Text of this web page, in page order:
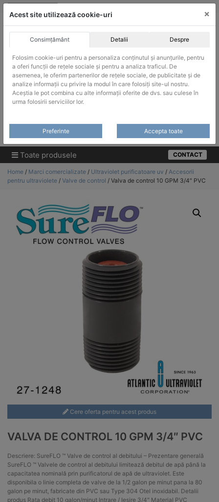
Skip
ACHIZITII PUBLICE
Produsele pot fi achizitionate si in sistemul SEAP / SICAP
Products
Toate produsele CONTACT
Home / Marci comercializate / Ultraviolet purificatoare uv / Accesorii
pentru ultraviolete / Valve de control / Valva de control 10 GPM 3/4″ PVC
Cere oferta pentru acest produs
VALVA DE CONTROL 10 GPM 3/4″ PVC
Descriere: SureFLO ™ Valve de control al debitului – Prezentare generală
SureFLO ™ Valvele de control al debitului limitează debitul de apă până la
capacitatea nominală prin purificatorul de apă de ultraviolet. Este
disponibila o linie completa de valve de la 1/2 galon pe minut pana la 80
galon pe minut, fabricate din PVC sau Type 304 Otel inoxidabil. Detalii
produs Rata debit 10 galon/minut Intrare / Iesire 3/4″ Material PVC
Acest site utilizează cookie-uri ×
Consimțământ Detalii Despre
Folosim cookie-uri pentru a personaliza conținutul și anunțurile, pentru
a oferi funcții de rețele sociale și pentru a analiza traficul. De
asemenea, le oferim partenerilor de rețele sociale, de publicitate și de
analize informații cu privire la modul în care folosiți site-ul nostru.
Aceștia le pot combina cu alte informații oferite de dvs. sau culese în
urma folosirii serviciilor lor.
Preferinte Accepta toate